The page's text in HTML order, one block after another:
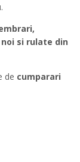
si rulate din
de cumparari